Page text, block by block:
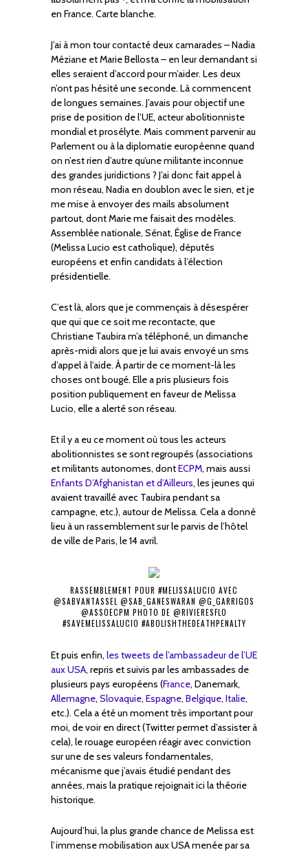
en France. Carte blanche.
J’ai à mon tour contacté deux camarades – Nadia
Méziane et Marie Bellosta – en leur demandant si
elles seraient d’accord pour m’aider. Les deux
n’ont pas hésité une seconde. Là commencent
de longues semaines. J’avais pour objectif une
prise de position de l’UE, acteur abolitionniste
mondial et prosélyte. Mais comment parvenir au
Parlement ou à la diplomatie européenne quand
on n’est rien d’autre qu’une militante inconnue
des grandes juridictions ? J’ai donc fait appel à
mon réseau, Nadia en doublon avec le sien, et je
me mise à envoyer des mails absolument
partout, dont Marie me faisait des modèles.
Assemblée nationale, Sénat, Église de France
(Melissa Lucio est catholique), députés
européens et enfin candidats à l’élection
présidentielle.
C’est là, alors que je commençais à désespérer
que qui que ce soit me recontacte, que
Christiane Taubira m’a téléphoné, un dimanche
après-midi alors que je lui avais envoyé un sms
d’appel à l’aide. À partir de ce moment-là les
choses ont bougé. Elle a pris plusieurs fois
position publiquement en faveur de Melissa
Lucio, elle a alerté son réseau.
Et il y a eu ce moment où tous les acteurs
abolitionnistes se sont regroupés (associations
et militants autonomes, dontECPM, mais aussi
Enfants D’Afghanistan et d’Ailleurs, les jeunes qui
avaient travaillé avec Taubira pendant sa
campagne, etc.), autour de Melissa. Cela a donné
lieu à un rassemblement sur le parvis de l’hôtel
de ville de Paris, le 14 avril.
RASSEMBLEMENT POUR #MELISSALUCIO AVEC
@SABVANTASSEL @SAB_GANESWARAN @G_GARRIGOS
@ASSOECPM PHOTO DE @RIVIERESFLO
#SAVEMELISSALUCIO #ABOLISHTHEDEATHPENALTY
Et puis enfin, les tweets de l’ambassadeur de l’UE
aux USA, repris et suivis par les ambassades de
plusieurs pays européens (France, Danemark,
Allemagne, Slovaquie, Espagne, Belgique, Italie,
etc.). Cela a été un moment très important pour
moi, de voir en direct (Twitter permet d’assister à
cela), le rouage européen réagir avec conviction
sur une de ses valeurs fondamentales,
mécanisme que j’avais étudié pendant des
années, mais la pratique rejoignait ici la théorie
historique.
Aujourd’hui, la plus grande chance de Melissa est
l’immense mobilisation aux USA menée par sa